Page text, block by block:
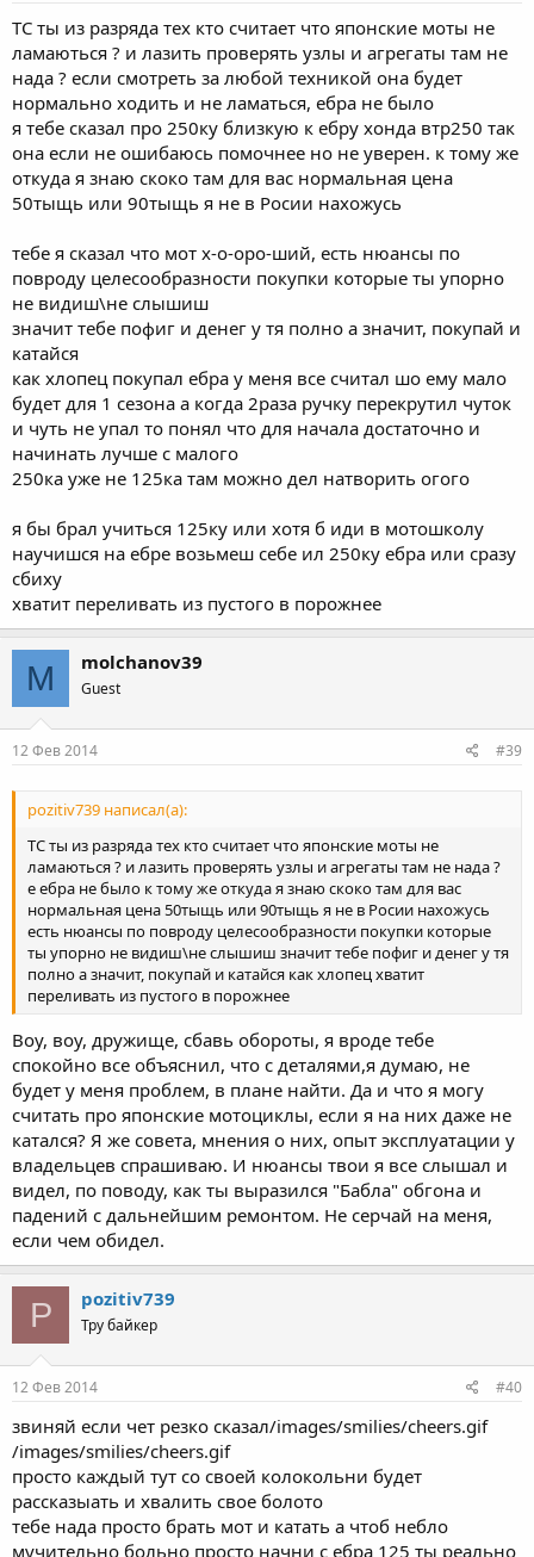
ТС ты из разряда тех кто считает что японские моты не
ламаються ? и лазить проверять узлы и агрегаты там не
нада ? если смотреть за любой техникой она будет
нормально ходить и не ламаться, ебра не было
я тебе сказал про 250ку близкую к ебру хонда втр250 так
она если не ошибаюсь помочнее но не уверен. к тому же
откуда я знаю скоко там для вас нормальная цена
50тыщь или 90тыщь я не в Росии нахожусь
тебе я сказал что мот х-о-оро-ший, есть нюансы по
повроду целесообразности покупки которые ты упорно
не видиш\не слышиш
значит тебе пофиг и денег у тя полно а значит, покупай и
катайся
как хлопец покупал ебра у меня все считал шо ему мало
будет для 1 сезона а когда 2раза ручку перекрутил чуток
и чуть не упал то понял что для начала достаточно и
начинать лучше с малого
250ка уже не 125ка там можно дел натворить огого
я бы брал учиться 125ку или хотя б иди в мотошколу
научишся на ебре возьмеш себе ил 250ку ебра или сразу
сбиху
хватит переливать из пустого в порожнее
M molchanov39
Guest
12 Фев 2014 #39
pozitiv739 написал(а):
ТС ты из разряда тех кто считает что японские моты не
ламаються ? и лазить проверять узлы и агрегаты там не нада ?
е ебра не было к тому же откуда я знаю скоко там для вас
нормальная цена 50тыщь или 90тыщь я не в Росии нахожусь
есть нюансы по повроду целесообразности покупки которые
ты упорно не видиш\не слышиш значит тебе пофиг и денег у тя
полно а значит, покупай и катайся как хлопец хватит
переливать из пустого в порожнее
Воу, воу, дружище, сбавь обороты, я вроде тебе
спокойно все объяснил, что с деталями,я думаю, не
будет у меня проблем, в плане найти. Да и что я могу
считать про японские мотоциклы, если я на них даже не
катался? Я же совета, мнения о них, опыт эксплуатации у
владельцев спрашиваю. И нюансы твои я все слышал и
видел, по поводу, как ты выразился "Бабла" обгона и
падений с дальнейшим ремонтом. Не серчай на меня,
если чем обидел.
P pozitiv739
Тру байкер
12 Фев 2014 #40
звиняй если чет резко сказал/images/smilies/cheers.gif
/images/smilies/cheers.gif
просто каждый тут со своей колокольни будет
рассказыать и хвалить свое болото
тебе нада просто брать мот и катать а чтоб небло
мучительно больно просто начни с ебра 125 ты реально